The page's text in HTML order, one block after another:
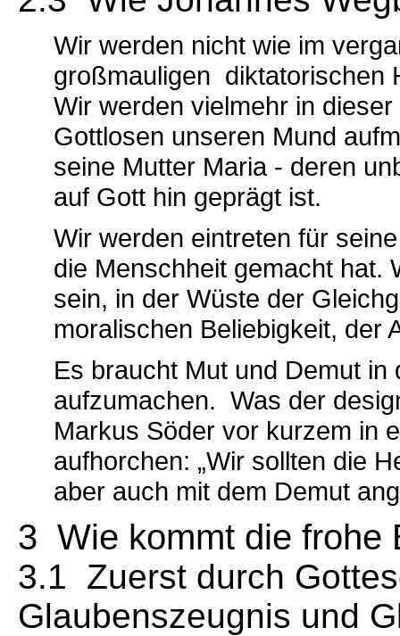
Wir werden nicht wie im
großmauligen diktatorischen
Wir werden vielmehr in
Gottlosen unseren Mund
seine Mutter Maria - deren
auf Gott hin geprägt ist.
Wir werden eintreten für
die Menschheit gemacht hat.
sein, in der Wüste der
moralischen Beliebigkeit, der
Es braucht Mut und Demut
aufzumachen. Was der
Markus Söder vor kurzem in
aufhorchen: „Wir sollten die
aber auch mit dem Demut
3 Wie kommt die frohe
3.1 Zuerst durch
Glaubenszeugnis und